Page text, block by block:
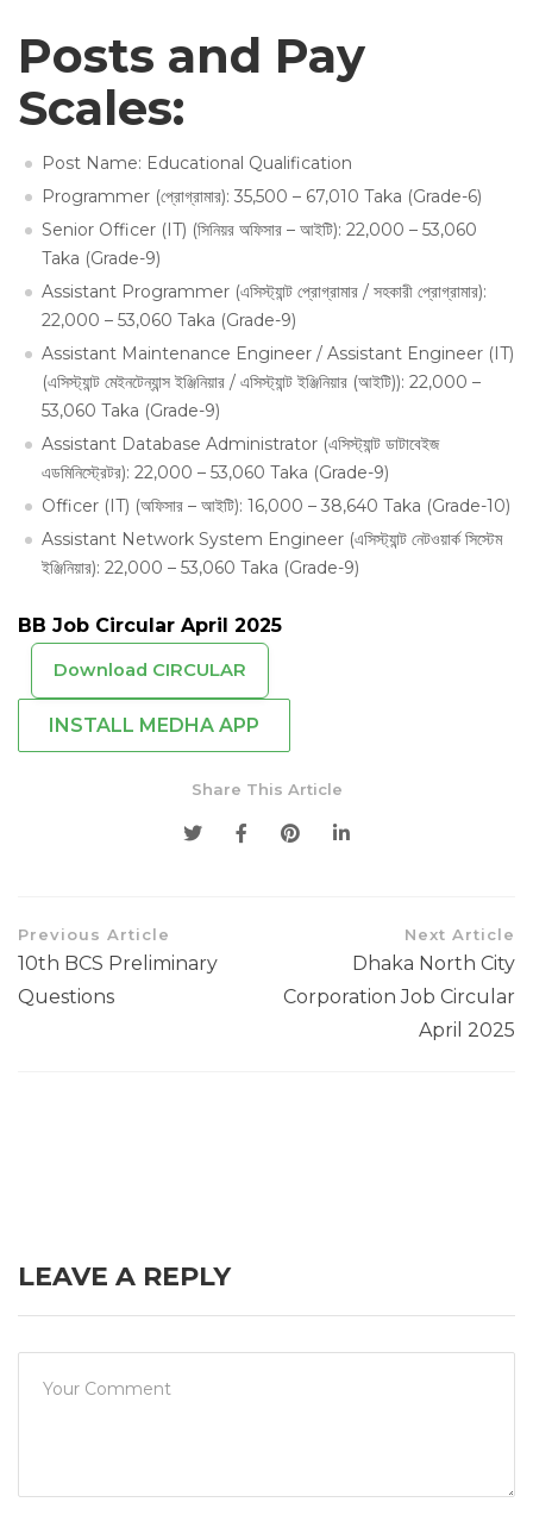
Posts and Pay
Scales:
Post Name: Educational Qualification
Programmer (প্রোগ্রামার): 35,500 – 67,010 Taka (Grade-6)
Senior Officer (IT) (সিনিয়র অফিসার – আইটি): 22,000 – 53,060
Taka (Grade-9)
Assistant Programmer (এসিস্ট্যান্ট প্রোগ্রামার / সহকারী প্রোগ্রামার):
22,000 – 53,060 Taka (Grade-9)
Assistant Maintenance Engineer / Assistant Engineer (IT)
(এসিস্ট্যান্ট মেইনটেন্যান্স ইঞ্জিনিয়ার / এসিস্ট্যান্ট ইঞ্জিনিয়ার (আইটি)): 22,000 –
53,060 Taka (Grade-9)
Assistant Database Administrator (এসিস্ট্যান্ট ডাটাবেইজ
এডমিনিস্ট্রেটর): 22,000 – 53,060 Taka (Grade-9)
Officer (IT) (অফিসার – আইটি): 16,000 – 38,640 Taka (Grade-10)
Assistant Network System Engineer (এসিস্ট্যান্ট নেটওয়ার্ক সিস্টেম
ইঞ্জিনিয়ার): 22,000 – 53,060 Taka (Grade-9)
BB Job Circular April 2025
Download CIRCULAR
INSTALL MEDHA APP
Share This Article
Previous Article
10th BCS Preliminary
Questions
Next Article
Dhaka North City
Corporation Job Circular
April 2025
LEAVE A REPLY